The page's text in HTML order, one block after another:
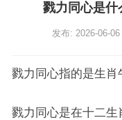
戮力同心是什
发布: 2026-06-
戮力同心指的是生肖
戮力同心是在十二